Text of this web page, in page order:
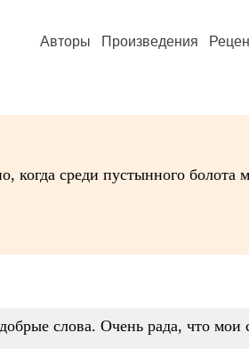
Авторы Произведения
среди пустынного болота
слова. Очень рада, что мои